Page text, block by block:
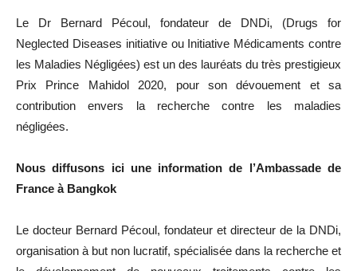
Le Dr Bernard Pécoul, fondateur de DNDi, (Drugs for
Neglected Diseases initiative ou Initiative Médicaments contre
les Maladies Négligées) est un des lauréats du très prestigieux
Prix Prince Mahidol 2020, pour son dévouement et sa
contribution envers la recherche contre les maladies
négligées.
Nous diffusons ici une information de l’Ambassade de
France à Bangkok
Le docteur Bernard Pécoul, fondateur et directeur de la DNDi,
organisation à but non lucratif, spécialisée dans la recherche et